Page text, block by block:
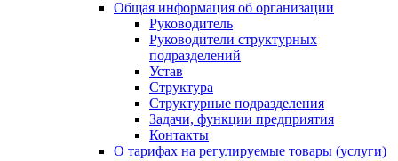
Общая информация об организации
Руководитель
Руководители структурных
подразделений
Устав
Структура
Структурные подразделения
Задачи, функции предприятия
Контакты
О тарифах на регулируемые товары (услуги)